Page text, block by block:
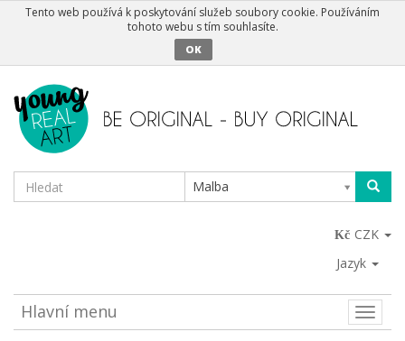
Tento web používá k poskytování služeb soubory cookie. Používáním
tohoto webu s tím souhlasíte.
OK
Malba
CZK
Jazyk
Toggle
Hlavní menu